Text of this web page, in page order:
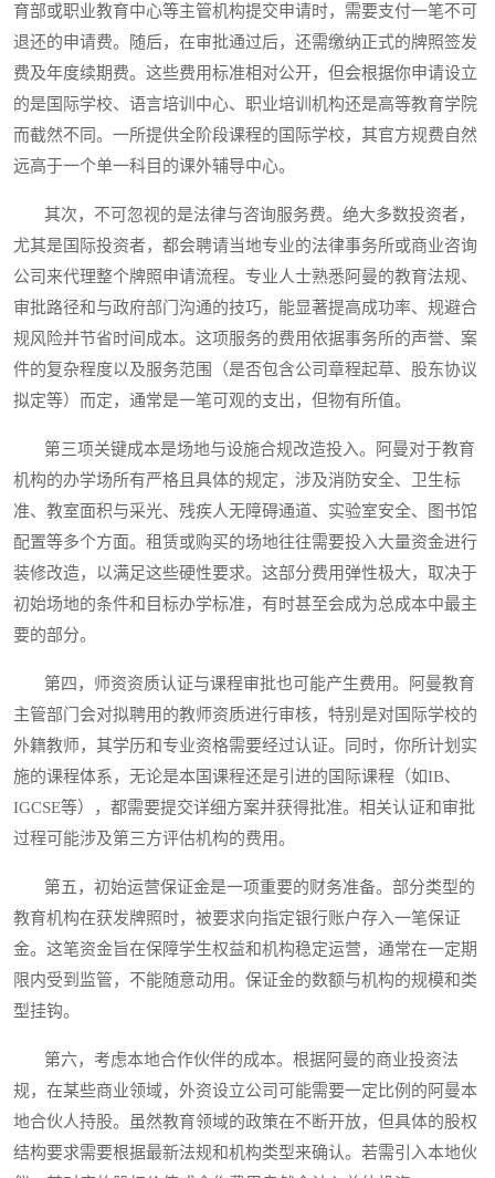
育部或职业教育中心等主管机构提交申请时，需要支付一笔不可
退还的申请费。随后，在审批通过后，还需缴纳正式的牌照签发
费及年度续期费。这些费用标准相对公开，但会根据你申请设立
的是国际学校、语言培训中心、职业培训机构还是高等教育学院
而截然不同。一所提供全阶段课程的国际学校，其官方规费自然
远高于一个单一科目的课外辅导中心。
其次，不可忽视的是法律与咨询服务费。绝大多数投资者，
尤其是国际投资者，都会聘请当地专业的法律事务所或商业咨询
公司来代理整个牌照申请流程。专业人士熟悉阿曼的教育法规、
审批路径和与政府部门沟通的技巧，能显著提高成功率、规避合
规风险并节省时间成本。这项服务的费用依据事务所的声誉、案
件的复杂程度以及服务范围（是否包含公司章程起草、股东协议
拟定等）而定，通常是一笔可观的支出，但物有所值。
第三项关键成本是场地与设施合规改造投入。阿曼对于教育
机构的办学场所有严格且具体的规定，涉及消防安全、卫生标
准、教室面积与采光、残疾人无障碍通道、实验室安全、图书馆
配置等多个方面。租赁或购买的场地往往需要投入大量资金进行
装修改造，以满足这些硬性要求。这部分费用弹性极大，取决于
初始场地的条件和目标办学标准，有时甚至会成为总成本中最主
要的部分。
第四，师资资质认证与课程审批也可能产生费用。阿曼教育
主管部门会对拟聘用的教师资质进行审核，特别是对国际学校的
外籍教师，其学历和专业资格需要经过认证。同时，你所计划实
施的课程体系，无论是本国课程还是引进的国际课程（如IB、
IGCSE等），都需要提交详细方案并获得批准。相关认证和审批
过程可能涉及第三方评估机构的费用。
第五，初始运营保证金是一项重要的财务准备。部分类型的
教育机构在获发牌照时，被要求向指定银行账户存入一笔保证
金。这笔资金旨在保障学生权益和机构稳定运营，通常在一定期
限内受到监管，不能随意动用。保证金的数额与机构的规模和类
型挂钩。
第六，考虑本地合作伙伴的成本。根据阿曼的商业投资法
规，在某些商业领域，外资设立公司可能需要一定比例的阿曼本
地合伙人持股。虽然教育领域的政策在不断开放，但具体的股权
结构要求需要根据最新法规和机构类型来确认。若需引入本地伙